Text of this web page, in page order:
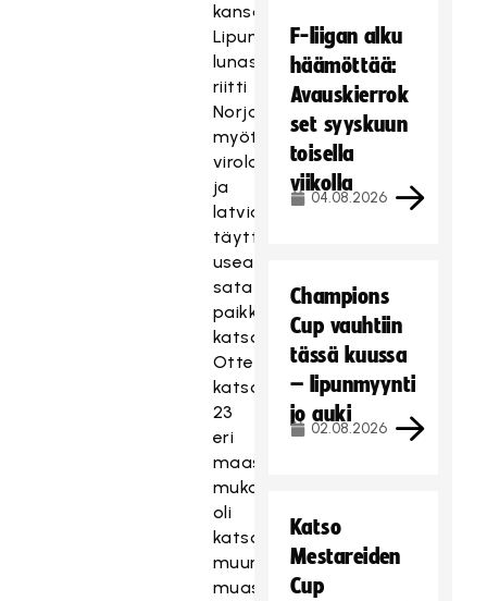
kansainvälisesti.
Lipun
lunastaneita
riitti
Norjaa
myöten,
virolaisten
ja
latvialaisten
täyttäessä
useamman
sata
paikkaa
katsomosta.
Ottelustriimejä
katsottiin
23
eri
maasta,
mukana
oli
katsojia
muun
muassa
F-liigan alku
häämöttää:
Avauskierrok
set syyskuun
toisella
viikolla
04.08.2026
Champions
Cup vauhtiin
tässä kuussa
– lipunmyynti
jo auki
02.08.2026
Katso
Mestareiden
Cup